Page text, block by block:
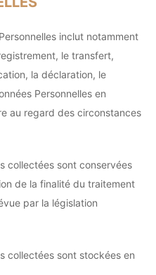
inclut notamment
le transfert,
la déclaration, le
Personnelles en
au regard des circonstances
collectées sont conservées
de la finalité du traitement
par la législation
collectées sont stockées en